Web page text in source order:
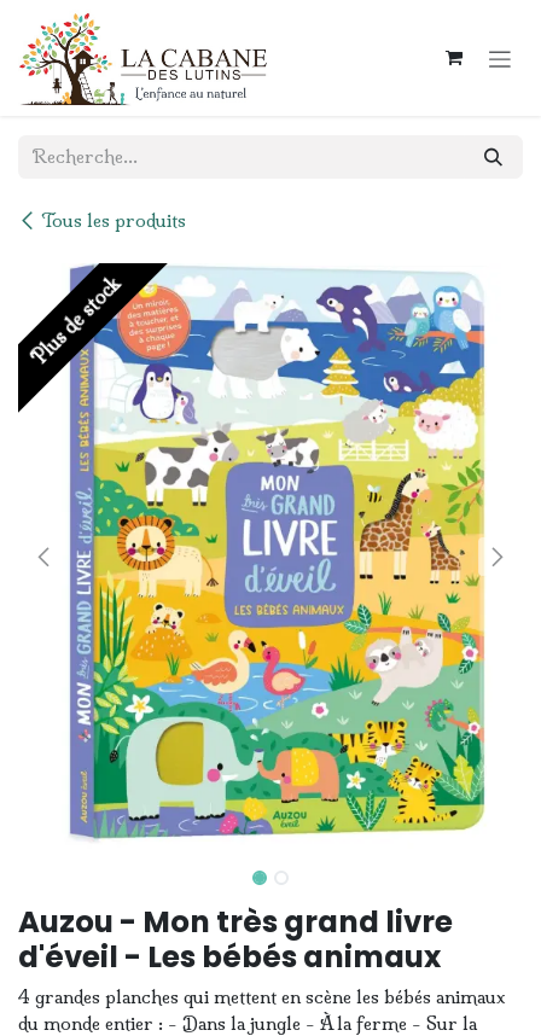
Se rendre au contenu
Tous les produits
Plus de stock
Auzou - Mon très grand livre
d'éveil - Les bébés animaux
4 grandes planches qui mettent en scène les bébés animaux
du monde entier : - Dans la jungle - À la ferme - Sur la